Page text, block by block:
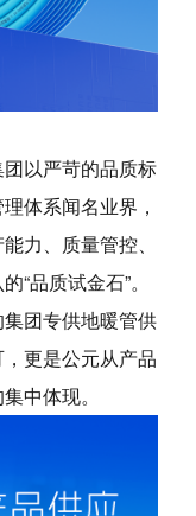
以严苛的品质标
体系闻名业界，
力、质量管控、
“品质试金石”。
团专供地暖管供
更是公元从产品
中体现。